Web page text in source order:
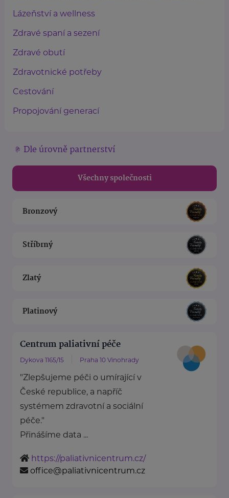
Lázeňství a wellness
Zdravé spaní a sezení
Zdravé obutí
Zdravotnické potřeby
Cestování
Propojování generací
Dle úrovně partnerství
Všechny společnosti
Bronzový
Stříbrný
Zlatý
Platinový
Centrum paliativní péče
Dykova 1165/15 Praha 10 Vinohrady
"Zlepšujeme péči o umírající v
České republice, a napříč
systémem zdravotní a sociální
péče."
Přinášíme data ...
https://paliativnicentrum.cz/
office@paliativnicentrum.cz